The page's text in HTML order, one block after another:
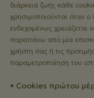
διάρκεια ζωής κάθε
χρησιμοποιούνται όταν ο
ενδεχομένως χρειάζεται
παραπάνω από μία
χρήστη σας ή τις
παραμετροποίηση του
• Cookies πρώτου